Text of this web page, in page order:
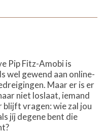
Pip Fitz-Amobi is
wel gewend aan online-
Maar er is er
niet loslaat, iemand
blijft vragen: wie zal jou
jíj degene bent die